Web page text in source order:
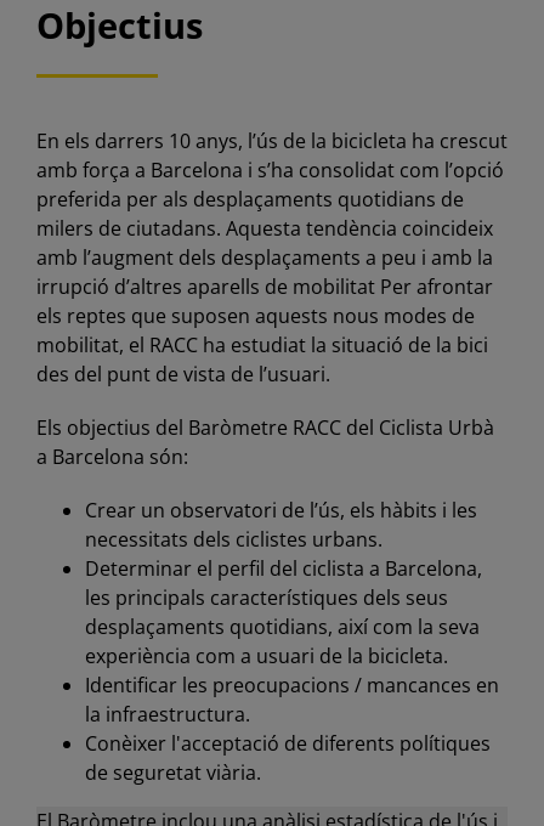
Objectius
En els darrers 10 anys, l’ús de la bicicleta ha crescut
amb força a Barcelona i s’ha consolidat com l’opció
preferida per als desplaçaments quotidians de
milers de ciutadans. Aquesta tendència coincideix
amb l’augment dels desplaçaments a peu i amb la
irrupció d’altres aparells de mobilitat Per afrontar
els reptes que suposen aquests nous modes de
mobilitat, el RACC ha estudiat la situació de la bici
des del punt de vista de l’usuari.
Els objectius del Baròmetre RACC del Ciclista Urbà
a Barcelona són:
Crear un observatori de l’ús, els hàbits i les
necessitats dels ciclistes urbans.
Determinar el perfil del ciclista a Barcelona,
les principals característiques dels seus
desplaçaments quotidians, així com la seva
experiència com a usuari de la bicicleta.
Identificar les preocupacions / mancances en
la infraestructura.
Conèixer l'acceptació de diferents polítiques
de seguretat viària.